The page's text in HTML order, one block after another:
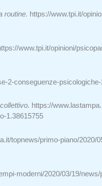
routine. https://www.tpi.it/
www.tpi.it/opinioni/
2-conseguenze-
https://
1.38615755
topnews/primo-piano/2020/
moderni/2020/03/19/